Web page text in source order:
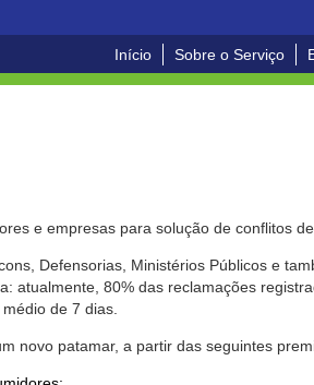
Início Sobre o Serviço
e empresas para solução de conflitos
Defensorias, Ministérios Públicos e
atualmente, 80% das reclamações
de 7 dias.
novo patamar, a partir das seguintes